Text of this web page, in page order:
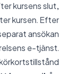
kursens slut,
kursen. Efter
ansökan
e-tjänst.